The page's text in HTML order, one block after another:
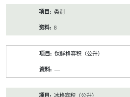
类别
8
保鲜格容积（公升）
—
冰格容积（公升）